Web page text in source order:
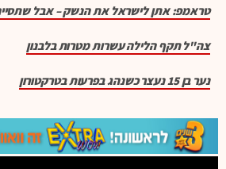
טראמפ: אתן לישראל את הנשק – אבל
צה"ל תקף הלילה עשרות מטרות בלבנון
נער בן 15 נעצר כשנהג בפרעות בטרקטורון